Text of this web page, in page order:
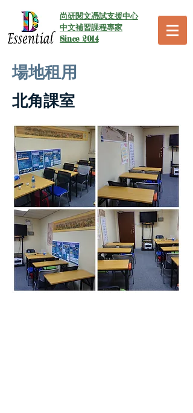
尚研閱文憑試支援中心
中文補習課程專家
Since 2014
場地租用
北角課室